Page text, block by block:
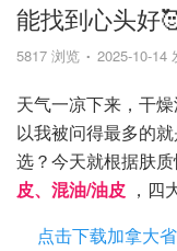
能找到心头好
5817 浏览 2025-10-14
天气一凉下来，干
以我被问得最多的
选？今天就根据肤质
皮、混油/油皮 ，四
点击下载加拿大